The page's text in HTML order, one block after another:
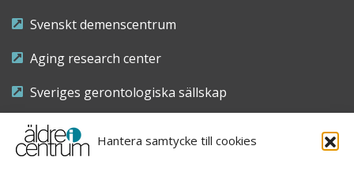
Hantera samtycke till cookies
Svenskt demenscentrum
Aging research center
Sveriges gerontologiska sällskap
Riksföreningen för sjuksköterskor inom äldre- och
demensvård